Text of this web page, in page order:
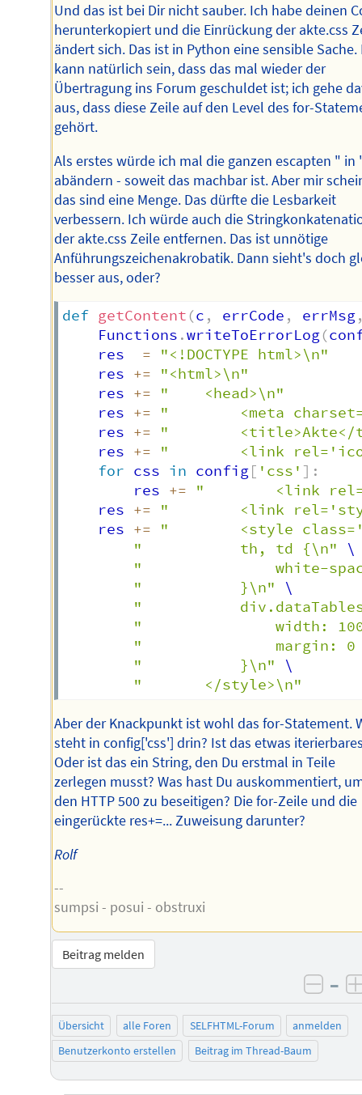
Und das ist bei Dir nicht sauber. Ich habe deinen
herunterkopiert und die Einrückung der akte.css
ändert sich. Das ist in Python eine sensible Sache.
kann natürlich sein, dass das mal wieder der
Übertragung ins Forum geschuldet ist; ich gehe
aus, dass diese Zeile auf den Level des for-
gehört.
Als erstes würde ich mal die ganzen escapten " in '
abändern - soweit das machbar ist. Aber mir
das sind eine Menge. Das dürfte die Lesbarkeit
verbessern. Ich würde auch die
der akte.css Zeile entfernen. Das ist unnötige
Anführungszeichenakrobatik. Dann sieht's doch
besser aus, oder?
def getContent (c , errCode , errMsg
	Functions
.writeToErrorLog(
	res
=
"<!DOCTYPE html>\n"
	res
+=
"<html>\n"
	res
+=
"	<head>\n"
	res
+=
"		<meta
	res
+=
"
	res
+=
"		<link
for css in config[ 'css' ] :
		res
+=
"		<link
	res
+=
"		<link
	res
+=
"		<style
"			th, td {\n" \
"				white-
"			}\n" \
"
"				width:
"
"			}\n" \
"		</style>\n"
Aber der Knackpunkt ist wohl das for-Statement.
steht in config['css'] drin? Ist das etwas
Oder ist das ein String, den Du erstmal in Teile
zerlegen musst? Was hast Du auskommentiert,
den HTTP 500 zu beseitigen? Die for-Zeile und die
eingerückte res+=... Zuweisung darunter?
Rolf
--
sumpsi - posui - obstruxi
Beitrag melden
–
Übersicht alle Foren SELFHTML-Forum
anmelden
Benutzerkonto erstellen
Beitrag im Thread-Baum